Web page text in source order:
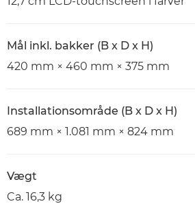
Mål inkl. bakker (B x D x H)
420 mm × 460 mm × 375 mm
Installationsområde (B x D x H)
689 mm × 1.081 mm × 824 mm
Vægt
Ca. 16,3 kg